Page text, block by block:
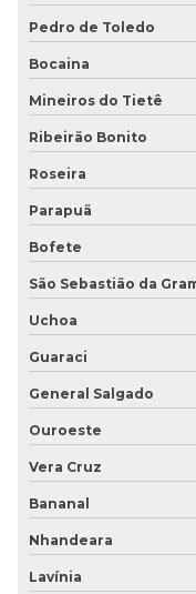
Pedro de Toledo
Bocaina
Mineiros do Tietê
Ribeirão Bonito
Roseira
Parapuã
Bofete
São Sebastião da
Uchoa
Guaraci
General Salgado
Ouroeste
Vera Cruz
Bananal
Nhandeara
Lavínia